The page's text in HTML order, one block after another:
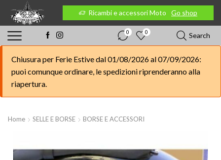
Go shop Ricambi e accessori Moto Go shop
0 0 Search
Chiusura per Ferie Estive dal 01/08/2026 al 07/09/2026:
puoi comunque ordinare, le spedizioni riprenderanno alla
riapertura.
Home SELLE E BORSE BORSE E ACCESSORI